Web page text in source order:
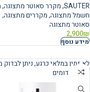
SAUTER
,מקרר סאוטר מתצוגה,
חשמל מתצוגה,מקררים מתצוגה,
סאוטר מתצוגה
2,900₪
מידע נוסף
נמכר
לא זמין במלאי כרגע, ניתן לבדוק
מוצרים דומים